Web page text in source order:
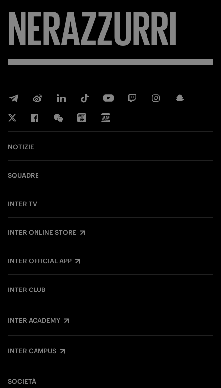
NERAZZURRI
NOTIZIE
SQUADRE
INTER TV
INTER ONLINE STORE
INTER OFFICIAL APP
INTER CLUB
INTER ACADEMY
INTER CAMPUS
SOCIETÀ